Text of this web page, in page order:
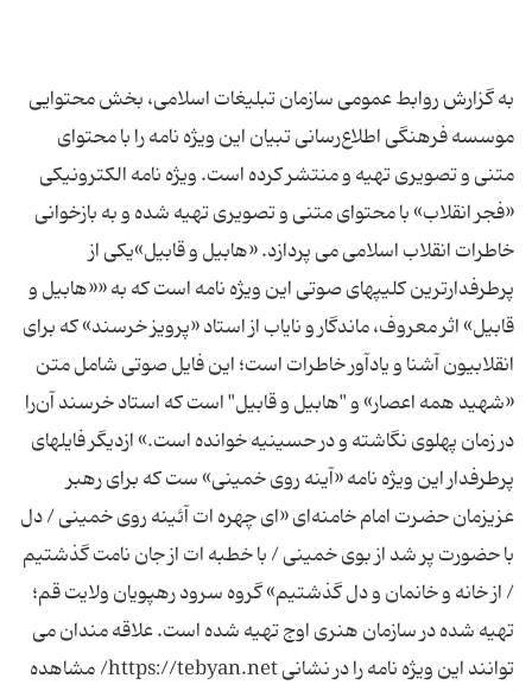
به گزارش روابط عمومی سازمان تبلیغات اسلامی، بخش محتوایی
موسسه فرهنگی اطلاع‌رسانی تبیان این ویژه نامه را با محتوای
متنی و تصویری تهیه و منتشر کرده است. ویژه نامه الکترونیکی
«فجر انقلاب» با محتوای متنی و تصویری تهیه شده و به بازخوانی
خاطرات انقلاب اسلامی می پردازد. «هابیل و قابیل»یکی از
پرطرفدارترین کلیپهای صوتی این ویژه نامه است که به ««هابیل و
قابیل» اثر معروف، ماندگار و نایاب از استاد «پرویز خرسند» که برای
انقلابیون آشنا و یادآور خاطرات است؛ این فایل صوتی شامل متن
«شهید همه اعصار» و "‌هابیل و قابیل" است که استاد خرسند آن‌را
در زمان پهلوی نگاشته و در حسینیه خوانده است.» ازدیگر فایلهای
پرطرفدار این ویژه نامه «آینه روی خمینی» ست که برای رهبر
عزیزمان حضرت امام خامنه‌ای «ای چهره ات آئینه روی خمینی / دل
با حضورت پر شد از بوی خمینی / با خطبه ات از جان نامت گذشتیم
/ از خانه و خانمان و دل گذشتیم» گروه سرود رهپویان ولایت قم؛
تهیه شده در سازمان هنری اوج تهیه شده است. علاقه مندان می
توانند این ویژه نامه را در نشانی https://tebyan.net/ مشاهده